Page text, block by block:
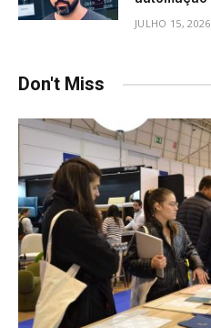
JULHO 15, 2026
Don't Miss